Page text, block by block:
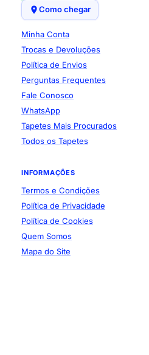
Como chegar
Minha Conta
Trocas e Devoluções
Política de Envios
Perguntas Frequentes
Fale Conosco
WhatsApp
Tapetes Mais Procurados
Todos os Tapetes
INFORMAÇÕES
Termos e Condições
Política de Privacidade
Política de Cookies
Quem Somos
Mapa do Site